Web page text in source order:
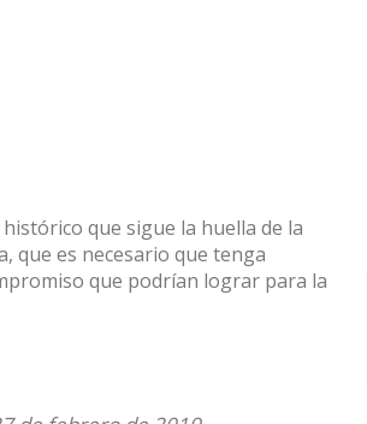
que sigue la huella de la
que es necesario que tenga
que podrían lograr para la